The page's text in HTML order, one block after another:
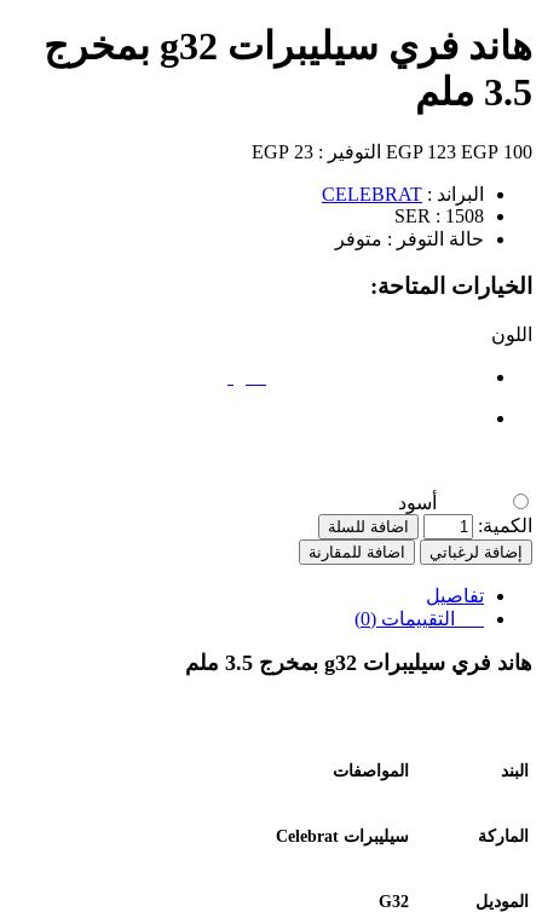
هاند فري سيليبرات g32 بمخرج
3.5 ملم
100 EGP
123 EGP التوفير : 23 EGP
البراند : CELEBRAT
SER : 1508
حالة التوفر : متوفر
الخيارات المتاحة:
اللون
أسود
الكمية:
اضافة للسلة
إضافة لرغباتي
اضافة للمقارنة
تفاصيل
التقييمات (0)
هاند فري سيليبرات بمخرج 3.5 ملم
البند المواصفات
الماركة سيليبرات
الموديل G32